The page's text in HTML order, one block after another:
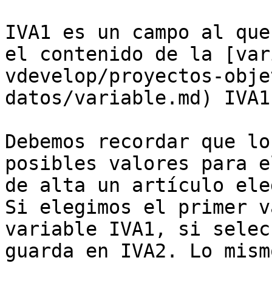
IVA1 es un campo al
el contenido de la
vdevelop/proyectos-
datos/variable.md)
Debemos recordar que
posibles valores para
de alta un artículo
Si elegimos el primer
variable IVA1, si
guarda en IVA2. Lo